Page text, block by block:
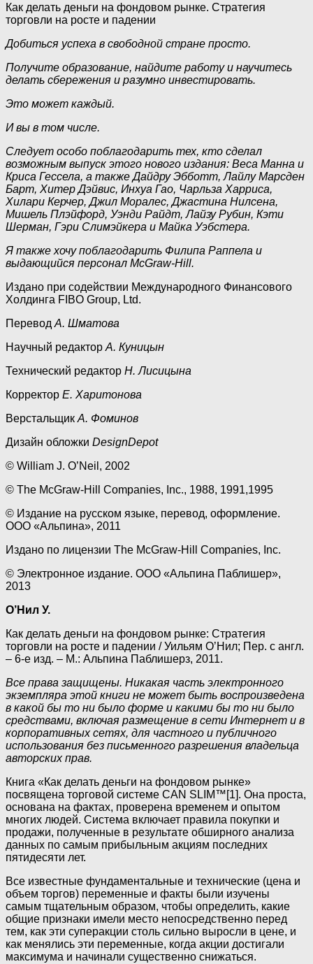
Как делать деньги на фондовом рынке. Стратегия
торговли на росте и падении
Добиться успеха в свободной стране просто.
Получите образование, найдите работу и научитесь
делать сбережения и разумно инвестировать.
Это может каждый.
И вы в том числе.
Следует особо поблагодарить тех, кто сделал
возможным выпуск этого нового издания: Веса Манна и
Криса Гессела, а также Дайдру Эбботт, Лайлу Марсден
Барт, Хитер Дэйвис, Инхуа Гао, Чарльза Харриса,
Хилари Керчер, Джил Моралес, Джастина Нилсена,
Мишель Плэйфорд, Уэнди Райдт, Лайзу Рубин, Кэти
Шерман, Гэри Слимэйкера и Майка Уэбстера.
Я также хочу поблагодарить Филипа Раппела и
выдающийся персонал McGraw-Hill.
Издано при содействии Международного Финансового
Холдинга FIBO Group, Ltd.
Перевод А. Шматова
Научный редактор А. Куницын
Технический редактор Н. Лисицына
Корректор Е. Харитонова
Верстальщик А. Фоминов
Дизайн обложки DesignDepot
© William J. O’Neil, 2002
© The McGraw-Hill Companies, Inc., 1988, 1991,1995
© Издание на русском языке, перевод, оформление.
ООО «Альпина», 2011
Издано по лицензии The McGraw-Hill Companies, Inc.
© Электронное издание. ООО «Альпина Паблишер»,
2013
О’Нил У.
Как делать деньги на фондовом рынке: Стратегия
торговли на росте и падении / Уильям О’Нил; Пер. с англ.
– 6-е изд. – М.: Альпина Паблишерз, 2011.
Все права защищены. Никакая часть электронного
экземпляра этой книги не может быть воспроизведена
в какой бы то ни было форме и какими бы то ни было
средствами, включая размещение в сети Интернет и в
корпоративных сетях, для частного и публичного
использования без письменного разрешения владельца
авторских прав.
Книга «Как делать деньги на фондовом рынке»
посвящена торговой системе CAN SLIM™[1]. Она проста,
основана на фактах, проверена временем и опытом
многих людей. Система включает правила покупки и
продажи, полученные в результате обширного анализа
данных по самым прибыльным акциям последних
пятидесяти лет.
Все известные фундаментальные и технические (цена и
объем торгов) переменные и факты были изучены
самым тщательным образом, чтобы определить, какие
общие признаки имели место непосредственно перед
тем, как эти суперакции столь сильно выросли в цене, и
как менялись эти переменные, когда акции достигали
максимума и начинали существенно снижаться.